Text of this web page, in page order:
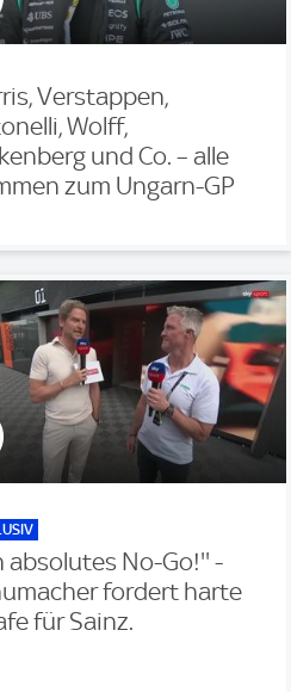
Verstappen,
Wolff,
und Co. – alle
zum Ungarn-GP
absolutes No-Go!'' -
fordert harte
für Sainz.